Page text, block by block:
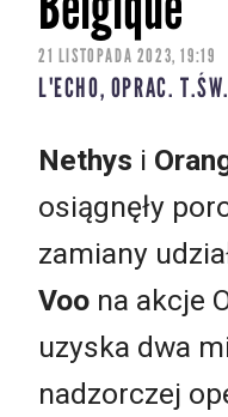
21 LISTOPADA 2023, 19:19
L'ECHO, OPRAC. T.ŚW.
Nethys i
osiągnęły
zamiany
Voo na akcje
uzyska dwa
nadzorczej